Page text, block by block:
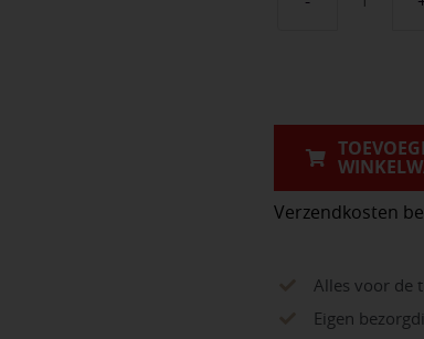
Vego
aantal
Verzendkosten
Alles voor de
Eigen